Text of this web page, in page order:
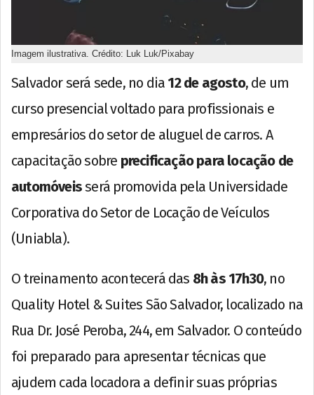
Imagem ilustrativa. Crédito: Luk Luk/Pixabay
Salvador será sede, no dia 12 de agosto, de um
curso presencial voltado para profissionais e
empresários do setor de aluguel de carros. A
capacitação sobre precificação para locação de
automóveisserá promovida pela Universidade
Corporativa do Setor de Locação de Veículos
(Uniabla).
O treinamento acontecerá das 8h às 17h30, no
Quality Hotel & Suites São Salvador, localizado na
Rua Dr. José Peroba, 244, em Salvador. O conteúdo
foi preparado para apresentar técnicas que
ajudem cada locadora a definir suas próprias